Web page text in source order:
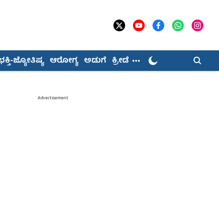
ಜ್ಯೋತಿಷ್ಯ ಆರೋಗ್ಯ ಅಡುಗೆ ಕ್ರೀಡೆ
Advertisement